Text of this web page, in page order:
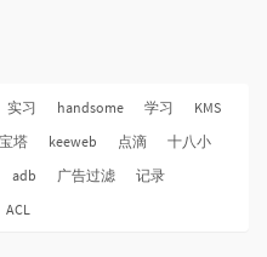
实习 handsome 学习
KMS
宝塔 keeweb 点滴
十八小
adb 广告过滤
记录
ACL